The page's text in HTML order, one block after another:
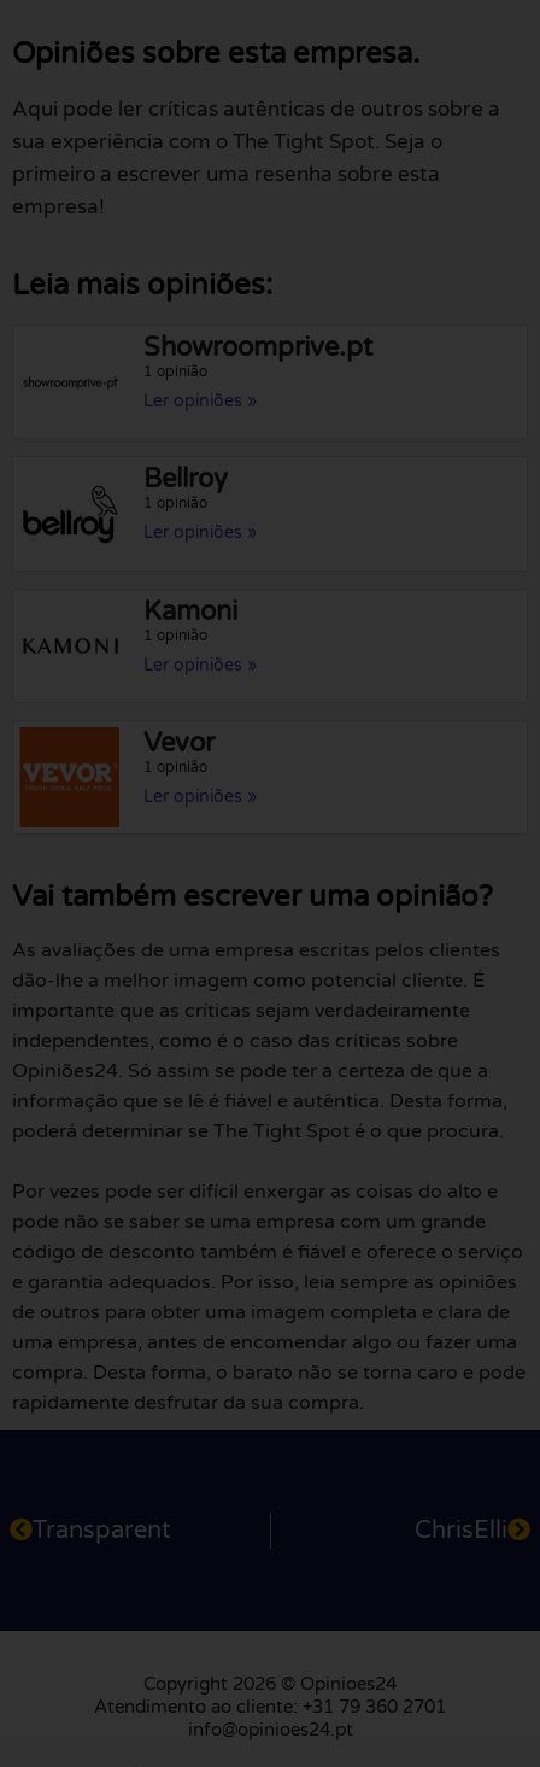
Opiniões sobre esta empresa.
Aqui pode ler críticas autênticas de outros sobre a
sua experiência com o The Tight Spot. Seja o
primeiro a escrever uma resenha sobre esta
empresa!
Leia mais opiniões:
Showroomprive.pt
1 opinião
Ler opiniões »
Bellroy
1 opinião
Ler opiniões »
Kamoni
1 opinião
Ler opiniões »
Vevor
1 opinião
Ler opiniões »
Vai também escrever uma opinião?
As avaliações de uma empresa escritas pelos clientes
dão-lhe a melhor imagem como potencial cliente. É
importante que as críticas sejam verdadeiramente
independentes, como é o caso das críticas sobre
Opiniões24. Só assim se pode ter a certeza de que a
informação que se lê é fiável e autêntica. Desta forma,
poderá determinar se The Tight Spot é o que procura.
Por vezes pode ser difícil enxergar as coisas do alto e
pode não se saber se uma empresa com um grande
código de desconto também é fiável e oferece o serviço
e garantia adequados. Por isso, leia sempre as opiniões
de outros para obter uma imagem completa e clara de
uma empresa, antes de encomendar algo ou fazer uma
compra. Desta forma, o barato não se torna caro e pode
rapidamente desfrutar da sua compra.
Transparent ChrisElli
Copyright 2026 © Opinioes24
Atendimento ao cliente: +31 79 360 2701
info@opinioes24.pt